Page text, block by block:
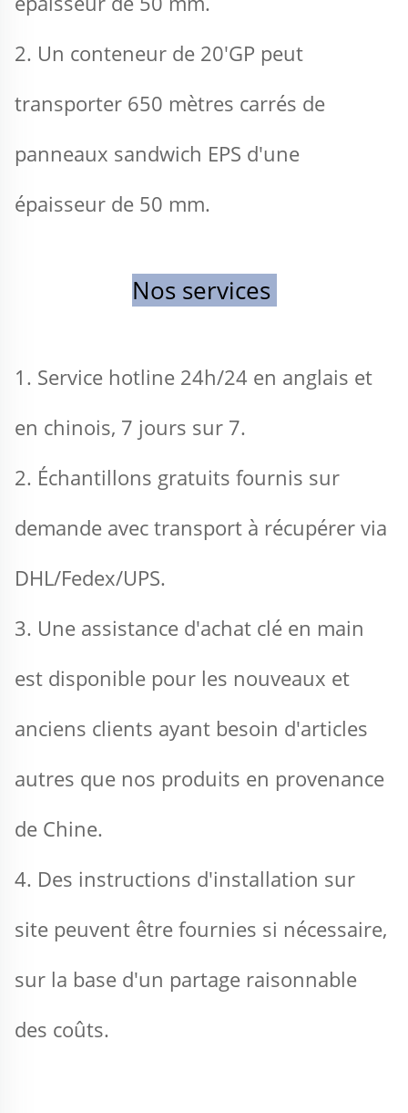
2. Un conteneur de 20'GP peut
transporter 650 mètres carrés de
panneaux sandwich EPS d'une
épaisseur de 50 mm.
Nos services
1. Service hotline 24h/24 en anglais et
en chinois, 7 jours sur 7.
2. Échantillons gratuits fournis sur
demande avec transport à récupérer via
DHL/Fedex/UPS.
3. Une assistance d'achat clé en main
est disponible pour les nouveaux et
anciens clients ayant besoin d'articles
autres que nos produits en provenance
de Chine.
4. Des instructions d'installation sur
site peuvent être fournies si nécessaire,
sur la base d'un partage raisonnable
des coûts.